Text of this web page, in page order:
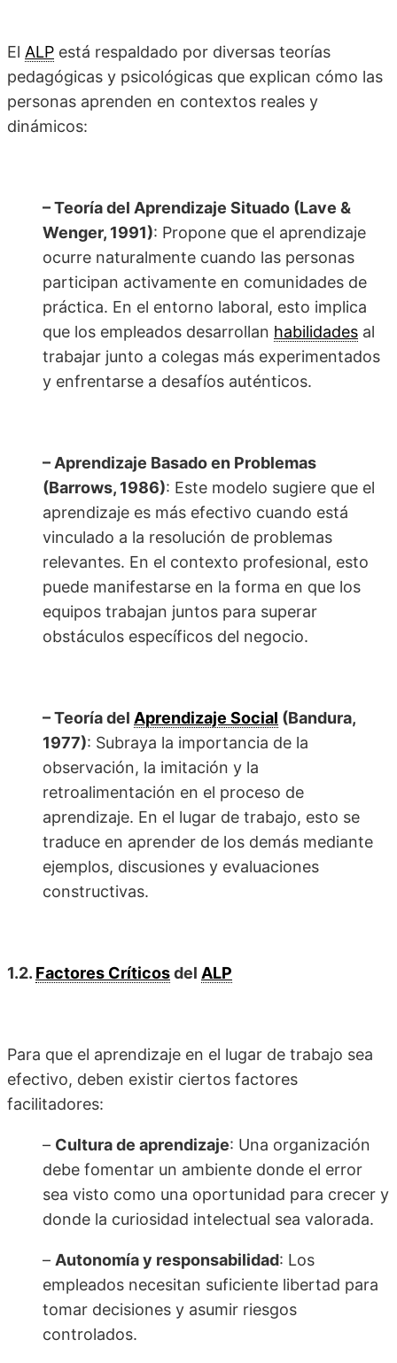
El ALP está respaldado por diversas teorías
pedagógicas y psicológicas que explican cómo las
personas aprenden en contextos reales y
dinámicos:
– Teoría del Aprendizaje Situado (Lave &
Wenger, 1991): Propone que el aprendizaje
ocurre naturalmente cuando las personas
participan activamente en comunidades de
práctica. En el entorno laboral, esto implica
que los empleados desarrollan habilidades al
trabajar junto a colegas más experimentados
y enfrentarse a desafíos auténticos.
– Aprendizaje Basado en Problemas
(Barrows, 1986): Este modelo sugiere que el
aprendizaje es más efectivo cuando está
vinculado a la resolución de problemas
relevantes. En el contexto profesional, esto
puede manifestarse en la forma en que los
equipos trabajan juntos para superar
obstáculos específicos del negocio.
– Teoría del Aprendizaje Social (Bandura,
1977): Subraya la importancia de la
observación, la imitación y la
retroalimentación en el proceso de
aprendizaje. En el lugar de trabajo, esto se
traduce en aprender de los demás mediante
ejemplos, discusiones y evaluaciones
constructivas.
1.2. Factores Críticosdel ALP
Para que el aprendizaje en el lugar de trabajo sea
efectivo, deben existir ciertos factores
facilitadores:
– Cultura de aprendizaje: Una organización
debe fomentar un ambiente donde el error
sea visto como una oportunidad para crecer y
donde la curiosidad intelectual sea valorada.
– Autonomía y responsabilidad: Los
empleados necesitan suficiente libertad para
tomar decisiones y asumir riesgos
controlados.